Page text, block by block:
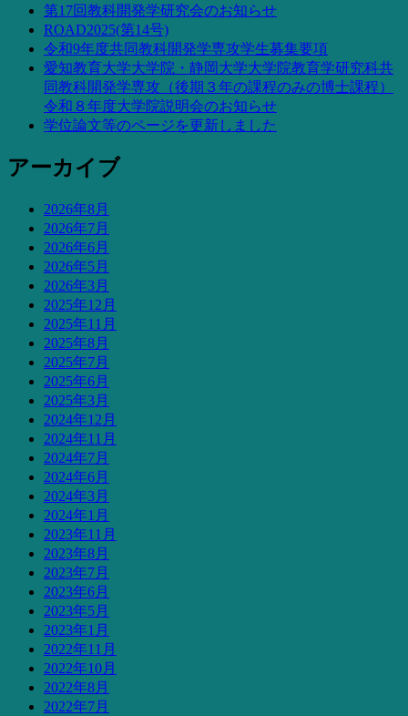
第17回教科開発学研究会のお知らせ
ROAD2025(第14号)
令和9年度共同教科開発学専攻学生募集要項
愛知教育大学大学院・静岡大学大学院教育学研究科共
同教科開発学専攻（後期３年の課程のみの博士課程）
令和８年度大学院説明会のお知らせ
学位論文等のページを更新しました
アーカイブ
2026年8月
2026年7月
2026年6月
2026年5月
2026年3月
2025年12月
2025年11月
2025年8月
2025年7月
2025年6月
2025年3月
2024年12月
2024年11月
2024年7月
2024年6月
2024年3月
2024年1月
2023年11月
2023年8月
2023年7月
2023年6月
2023年5月
2023年1月
2022年11月
2022年10月
2022年8月
2022年7月